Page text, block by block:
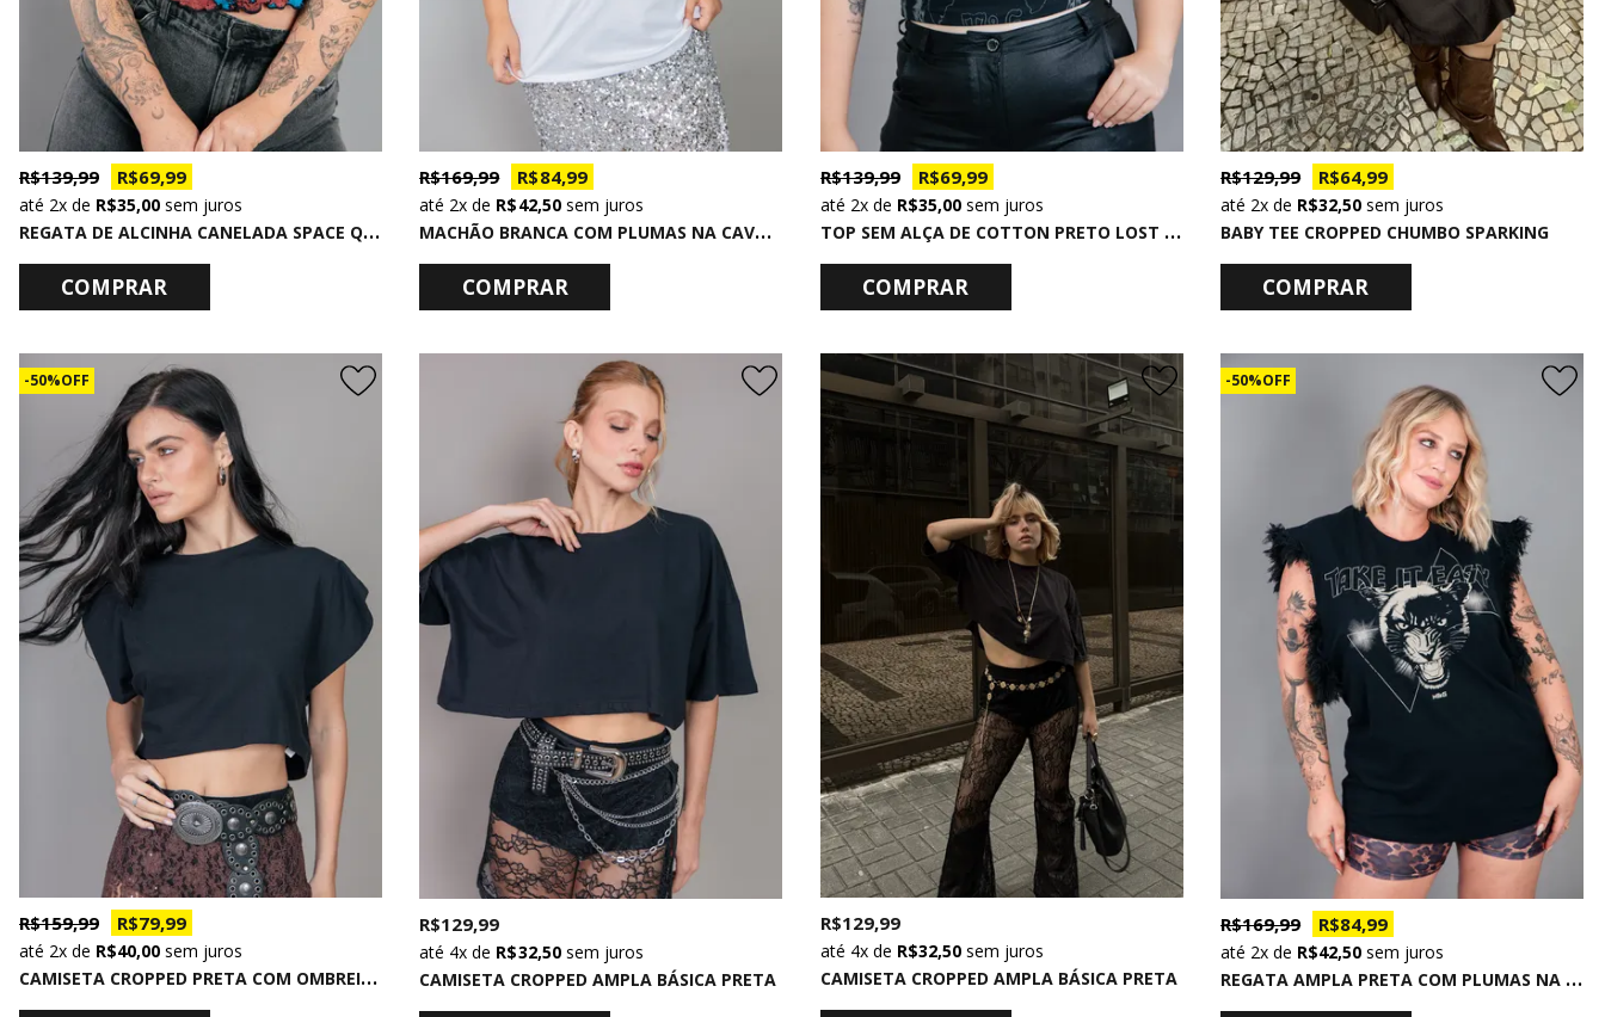
R
EGATA DE ALCINHA CANELADA SPACE QUEEN
R$ 139,99 R$ 69,99
2xde R$ 35,00 sem juros
COMPRAR
M
ACHÃO BRANCA COM PLUMAS NA CAVA THE PRAYER
R$ 169,99 R$ 84,99
2x de R$ 42,50sem juros
COMPRAR
T
OP SEM ALÇA DE COTTON PRETO LOST RIDER
R$ 139,99 R$ 69,99
2xde R$ 35,00 sem juros
COMPRAR
BABY TEE CROPPED CHUMBO SPARKING
R$ 129,99 R$ 64,99
2xde R$ 32,50 sem juros
COMPRAR
50% OFF
C
AMISETA CROPPED PRETA COM OMBREIRA
R$ 159,99 R$ 79,99
2xde R$ 40,00 sem juros
CAMISETA CROPPED AMPLA BÁSICA PRETA
R$ 129,99
4x de R$ 32,50sem juros
CAMISETA CROPPED AMPLA BÁSICA PRETA
R$ 129,99
4xde R$ 32,50 sem juros
50% OFF
R
EGATA AMPLA PRETA COM PLUMAS NA CAVA TAKE IT EASY
R$ 169,99 R$ 84,99
2xde R$ 42,50 sem juros